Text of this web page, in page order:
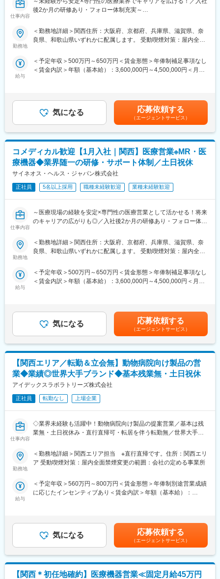
変更の範囲：会社の定める業務
を行います。
※宿泊を伴う国内出張あり。日本全国の大学病院・基幹病院および
■担当製品：
を、体に発生させた特殊な電場で阻害する在宅用の医療機器で
す。セラミック製の電極パッド（アレイ）を身体に貼り、持ち運
同製品による治療は投薬治療や放射線治療と異なり、全身性の副
作用が少ないことが特徴で、5年生存率10%と言われる膠芽腫に対
して一定の有用性が実証されています。
※2017年に保険収載が開始され、現在は膠芽腫（脳腫瘍）／切除
不能な進行・再発の非小細胞肺癌（NSCLC）に対して適応があり
ます。
■入社後の流れ：
東京での2～3週間（予定）の研修を終えた後、現場でのOJT研修
シニア問わずご活躍いただいています。
仕事内容
後2か月の研修あり・フォロー体制充実～
大手企業で安定就業】
てキャリアをスタートできるポジションです。
当社は製薬・医療機器メーカーの営業業務を担う
2カ月の集中研修で業界の基礎から学べるため、医療業界が初めて
の方でも安心して挑戦できます。
営業職ならではの「提案スキル」だけでなく、専門知識を持って
医師などに提案するため、市場では需要が高まり、希少性も増し
ています。
・MRとは
主に医師や薬剤師等へ、担当製品の情報提供を行います。担当施
設の患者様に応じた情報提供や、担当製品の処方後の情報収集を
行います。
■ 丁寧な研修・支援体制
本的なビジネスマナーから、医療営業として必要な知識まで、同
期社員と支えあいながら習得することが可能です。
研修を用意しています。
また、在籍年数が増えると永年勤続報奨金や四半期一時金などの
手当もアップします。つまり、やりがいや努力がきちんと報われ
る報酬制度になっています。
■豊富なキャリアプランとサポート体制
志向性やその時の環境に応じて「特定の領域で専門性を高める」
「幅広い疾患をカバーできるオールラウンダーになる」「本社部
門（マネージャー、研修部門など）へのキャリアチェンジ」など
幅広いキャリアプランがあります。
ジしたメンバーです。担当マネージャーが定期的に面談を行い、
変更の範囲：会社の定める業務
勤務地
＜勤務地詳細＞関西住所：大阪府、京都府、兵庫県、滋賀県、奈
良県、和歌山県いずれかに配属します。 受動喫煙対策：屋内全面
給与
＜予定年収＞500万円～650万円＜賃金形態＞年俸制補足事項なし
＜賃金内訳＞年額（基本給）：3,600,000円～4,500,000円＜月額
動・四半期一時金：10万円（四半期に1回、10万円程度支給）※た
だし支給条件有。他、永続勤務報奨金（3年勤務5万円支給、5年
勤務10万円…）ございます。賃金はあくまでも目安の金額であ
り、選考を通じて上下する可能性があります。月給(月額)は固定手
当を含めた表記です。
気になる 応募依頼する
（エージェントサービス）
コメディカル歓迎【1月入社｜関西】医療営業※MR・医
療機器◆業界随一の研修・サポート体制／土日祝休
サイネオス・ヘルス・ジャパン株式会社
正社員 5名以上採用 職種未経験歓迎 業種未経験歓迎
仕事内容
～医療現場の経験を安定×専門性の医療営業として活かせる！将来
のキャリアの広がりも◎／入社後2か月の研修あり・フォロー体制
■ 仕事概要
未経験から、医療業界の専門職であるMR（医薬情報担当者）とし
当社は製薬・医療機器メーカーの営業業務を担う
「CSO（Contract Sales Organization）」で、多くの未経験者が
医師などに提案するため、市場では需要が高まり、希少性も増し
ています。
・MRとは
主に医師や薬剤師等へ、担当製品の情報提供を行います。担当施
設の患者様に応じた情報提供や、担当製品の処方後の情報収集を
行います。
※MRだけでなく、医療機器営業職としてアサインされる可能性も
ございます。
本的なビジネスマナーから、医療営業として必要な知識まで、同
期社員と支えあいながら習得することが可能です。
ェクトは製薬・医療機器メーカーのいずれかに配属します。
配属後も知識とスキルアップのために様々な研修をご用意してい
■明確な評価制度／やりがいや努力がきちんと報われる報酬制度
自身の成果や頑張りが客観的に評価され、年収に反映されます。
る報酬制度になっています。
■豊富なキャリアプランとサポート体制
志向性やその時の環境に応じて「１つの領域で専門性を高める」
「幅広い疾患をカバーできるオールラウンダーになる」「本社部
門（マネージャー、研修部門など）へのキャリアチェンジ」など
幅広いキャリアプランがあります。
勤務地
＜勤務地詳細＞関西住所：大阪府、京都府、兵庫県、滋賀県、奈
良県、和歌山県いずれかに配属します。 受動喫煙対策：屋内全面
給与
＜予定年収＞500万円～650万円＜賃金形態＞年俸制補足事項なし
＜賃金内訳＞年額（基本給）：3,600,000円～4,500,000円＜月額
動・四半期一時金：10万円（四半期に1回、10万円程度支給）※た
だし支給条件有。他、永続勤務報奨金（3年勤務5万円支給、5年
勤務10万円…）ございます。賃金はあくまでも目安の金額であ
り、選考を通じて上下する可能性があります。月給(月額)は固定手
当を含めた表記です。
気になる 応募依頼する
（エージェントサービス）
【関西エリア／転勤＆立会無】動物病院向け製品の営
業◆業績◎世界大手ブランド◆基本残業無・土日祝休
アイデックスラボラトリーズ株式会社
正社員 転勤なし 上場企業
仕事内容
◇業界未経験も活躍中！動物病院向け製品の提案営業／基本は残
業無・土日祝休み・直行直帰可・転居を伴う転勤無／世界大手ブ
■求人概要
・京都・滋賀・大阪一部（枚方市など）・奈良一部（奈良市・生
駒市など）を中心とした担当制で、転勤無し・直行直帰・基本残
躍中
■具体的な業務内容
＼院内シェア拡大（検査機器・検査サービスの切り替えや追加導
入）が主なミッション／
・担当顧客は動物病院となり、約9割がクリニック規模です。決裁
勤務地
＜勤務地詳細＞関西エリア担当 ※直行直帰です。住所：関西エリ
ア 受動喫煙対策：屋内全面禁煙変更の範囲：会社の定める事業所
給与
＜予定年収＞560万円～800万円＜賃金形態＞年俸制別途営業成績
に応じたインセンティブあり＜賃金内訳＞年額（基本給）：
たインセンティブあり基本給：470～500万＋営業手当：60万＋イ
ンセンティブ（100％達成時に200万超／年）※実際に営業成績を
上げれば、インセンティブの額が上がる為、年収が1000万を超え
ている営業も複数名在籍。■昇給：年1回賃金はあくまでも目安の
金額であり、選考を通じて上下する可能性があります。月給(月額)
は固定手当を含めた表記です。
気になる 応募依頼する
（エージェントサービス）
【関西＊初任地確約】医療機器営業≪固定月給45万円